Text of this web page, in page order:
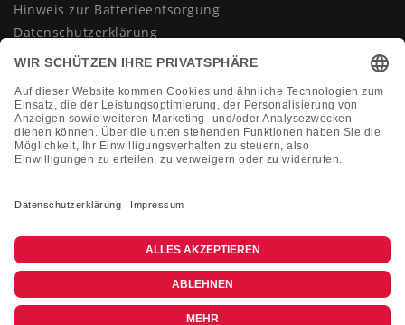
Hinweis zur Batterieentsorgung
Datenschutzerklärung
AGB
Vertrag widerrufen
KONTAKT
+49 (0)2133 210433
shop@dienadel.de
Kieler Str. 18 - 41540 Dormagen
Kundenmeinungen